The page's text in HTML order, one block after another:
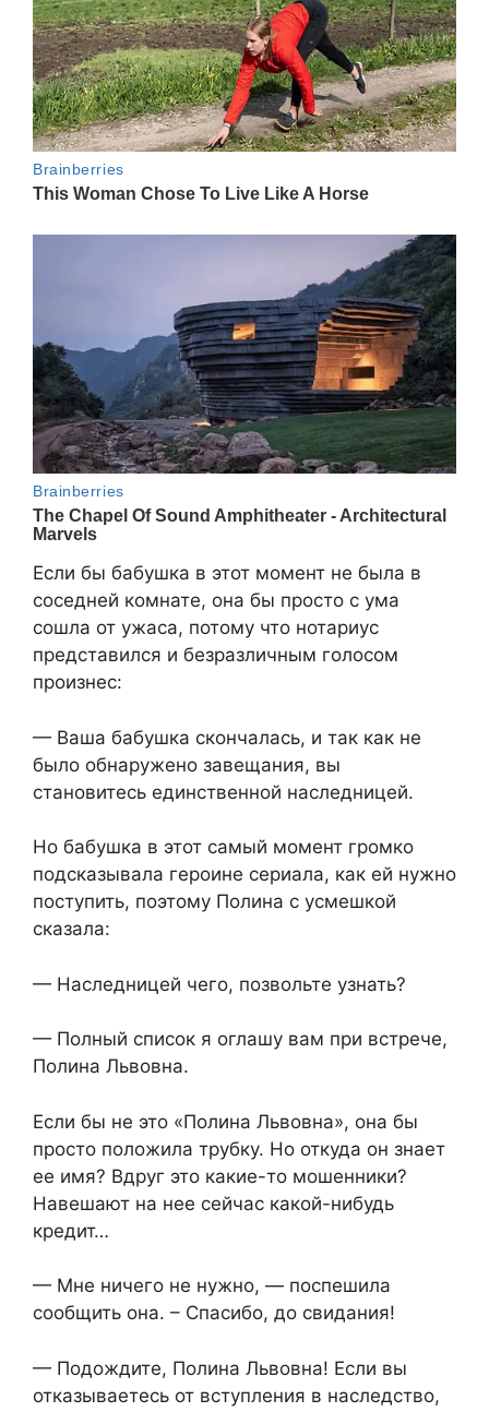
Если бы бабушка в этот момент не была в
соседней комнате, она бы просто с ума
сошла от ужаса, потому что нотариус
представился и безразличным голосом
произнес:
— Ваша бабушка скончалась, и так как не
было обнаружено завещания, вы
становитесь единственной наследницей.
Но бабушка в этот самый момент громко
подсказывала героине сериала, как ей нужно
поступить, поэтому Полина с усмешкой
сказала:
— Наследницей чего, позвольте узнать?
— Полный список я оглашу вам при встрече,
Полина Львовна.
Если бы не это «Полина Львовна», она бы
просто положила трубку. Но откуда он знает
ее имя? Вдруг это какие-то мошенники?
Навешают на нее сейчас какой-нибудь
кредит…
— Мне ничего не нужно, — поспешила
сообщить она. – Спасибо, до свидания!
— Подождите, Полина Львовна! Если вы
отказываетесь от вступления в наследство,